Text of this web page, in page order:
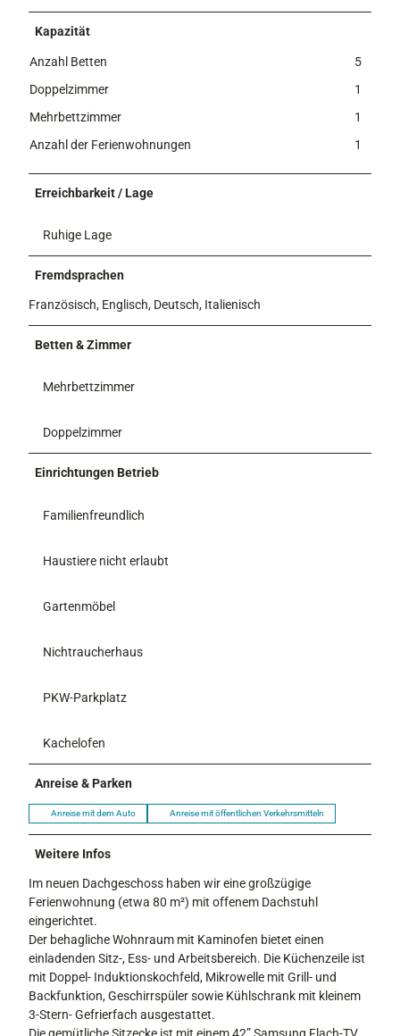
Kapazität
Anzahl Betten
5
Doppelzimmer
1
Mehrbettzimmer
1
Anzahl der Ferienwohnungen
1
Erreichbarkeit / Lage
Ruhige Lage
Fremdsprachen
Französisch, Englisch, Deutsch, Italienisch
Betten & Zimmer
Mehrbettzimmer
Doppelzimmer
Einrichtungen Betrieb
Familienfreundlich
Haustiere nicht erlaubt
Gartenmöbel
Nichtraucherhaus
PKW-Parkplatz
Kachelofen
Anreise & Parken
Anreise mit dem Auto Anreise mit öffentlichen Verkehrsmitteln
Weitere Infos
Im neuen Dachgeschoss haben wir eine großzügige
Ferienwohnung (etwa 80 m²) mit offenem Dachstuhl
eingerichtet.
Der behagliche Wohnraum mit Kaminofen bietet einen
einladenden Sitz-, Ess- und Arbeitsbereich. Die Küchenzeile ist
mit Doppel- Induktionskochfeld, Mikrowelle mit Grill- und
Backfunktion, Geschirrspüler sowie Kühlschrank mit kleinem
3-Stern- Gefrierfach ausgestattet.